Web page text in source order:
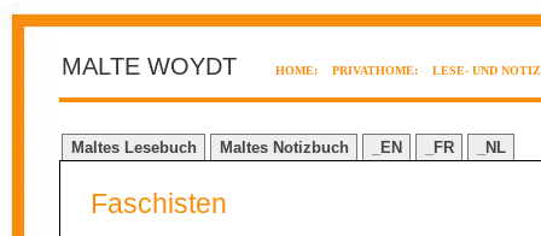
MALTE WOYDT HOME: PRIVATHOME: LESE- UND
Maltes Lesebuch Maltes Notizbuch _EN _FR _NL
Faschisten